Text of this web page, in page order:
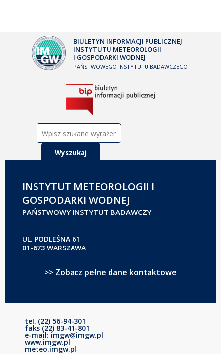
BIULETYN INFORMACJI PUBLICZNEJ
INSTYTUTU METEOROLOGII
I GOSPODARKI WODNEJ
PAŃSTWOWEGO INSTYTUTU BADAWCZEGO
INSTYTUT METEOROLOGII I
GOSPODARKI WODNEJ
PAŃSTWOWY INSTYTUT BADAWCZY
UL. PODLEŚNA 61
01-673 WARSZAWA
>> Zobacz pełne dane kontaktowe
tel. (22) 56-94-301
faks (22) 83-41-801
e-mail: imgw@imgw.pl
www.imgw.pl
meteo.imgw.pl